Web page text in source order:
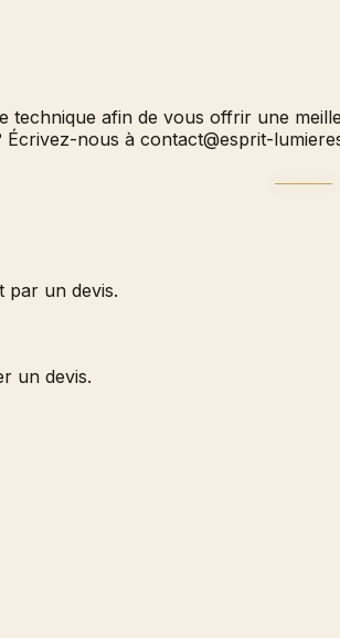
technique afin de vous offrir une
Écrivez-nous à contact@esprit-
par un devis.
un devis.